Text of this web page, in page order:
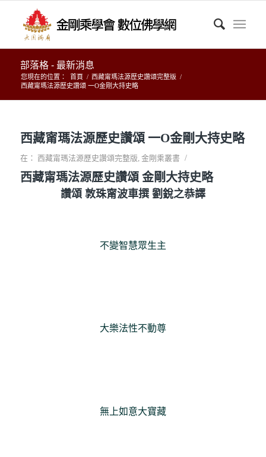
部落格 - 最新消息
您現在的位置： 首頁 / 西藏甯瑪法源歷史讚頌完整版 /
西藏甯瑪法源歷史讚頌 一O金剛大持史略
西藏甯瑪法源歷史讚頌 一O金剛大持史略
在： 西藏甯瑪法源歷史讚頌完整版, 金剛乘叢書 /
西藏甯瑪法源歷史讚頌 金剛大持史略
讚頌 敦珠甯波車撰 劉銳之恭譯
不變智慧眾生主
大樂法性不動尊
無上如意大寶藏